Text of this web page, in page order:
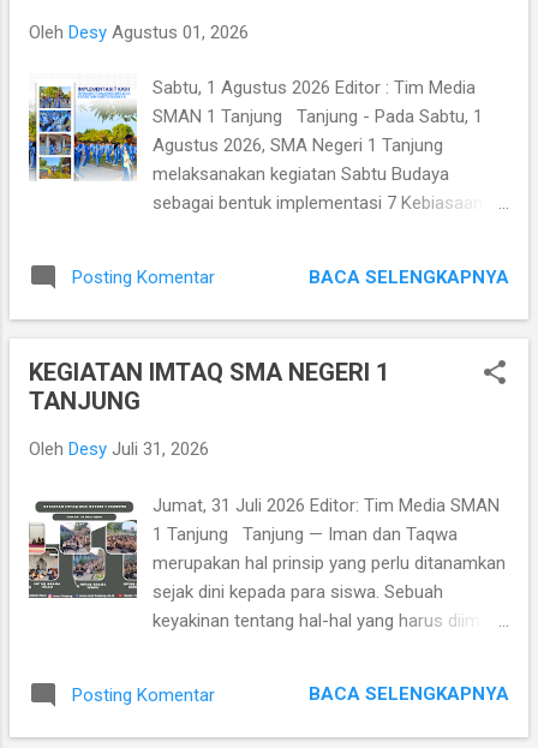
3. Juara 1 Lomba Debat Bahasa Indonesia (LDBI) Tingkat
Tingkat Kabupaten 5. Juara FLS3N Tahun 2026 6. PMR SMAN
1 Tanjung meraih ...
Oleh Desy Agustus 01, 2026
Sabtu, 1 Agustus 2026 Editor : Tim Media
SMAN 1 Tanjung Tanjung - Pada Sabtu, 1
Agustus 2026, SMA Negeri 1 Tanjung
melaksanakan kegiatan Sabtu Budaya
sebagai bentuk implementasi 7 Kebiasaan
royong ini diikuti oleh seluruh warga sekolah
pada jam pelajaran pertama dan kedua.
Senam Anak Indonesia Hebat dan Maumere.
kebugaran fisik para murid. Berolahraga
kesehatan, tetapi juga membantu
meningkatkan konsentrasi, melatih
kedisiplinan, serta menyegarkan pikiran
siswa. Setelah sesi senam selesai, kegiatan
dilanjutkan dengan aksi gotong royong
staf Tata Usaha bersama-sama
Posting Komentar BACA SELENGKAPNYA
KEGIATAN IMTAQ SMA NEGERI 1
TANJUNG
Oleh Desy Juli 31, 2026
Jumat, 31 Juli 2026 Editor: Tim Media SMAN
1 Tanjung Tanjung — Iman dan Taqwa
merupakan hal prinsip yang perlu ditanamkan
sejak dini kepada para siswa. Sebuah
keyakinan tentang hal-hal yang harus diimani
kemandirian, ketepatan waktu, dan
sebagainya. SMA Negeri 1 Tanjung
Posting Komentar BACA SELENGKAPNYA